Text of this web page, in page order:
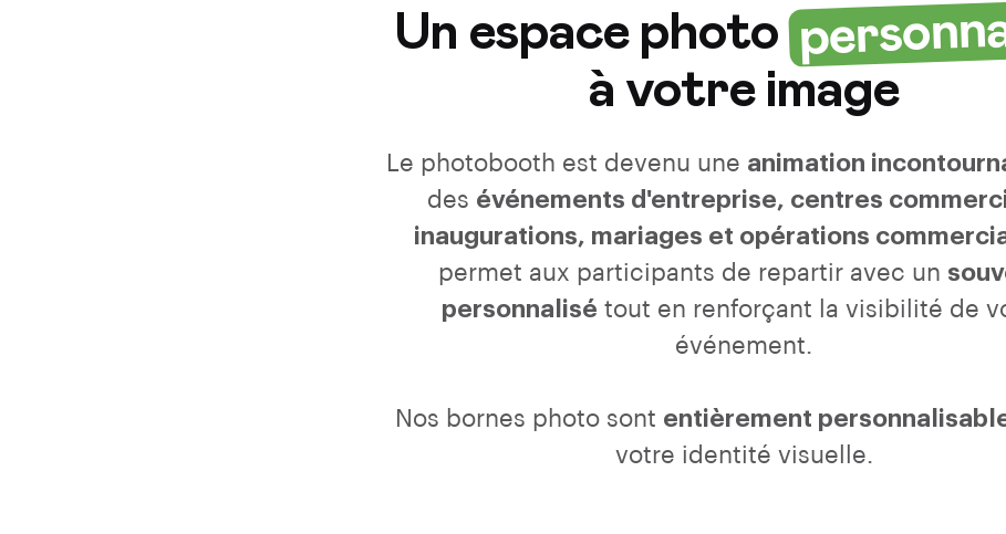
Un espace photo
à votre image
Le photobooth est devenu une animation
des événements d'entreprise, centres
inaugurations, mariages et opérations
permet aux participants de repartir avec un
personnalisé tout en renforçant la visibilité de
événement.
Nos bornes photo sont entièrement
votre identité visuelle.